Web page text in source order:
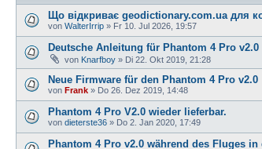
Що відкриває geodictionary.com.ua для
von WalterIrrip » Fr 10. Jul 2026, 19:57
Deutsche Anleitung für Phantom 4 Pro v2.0
von Knarfboy » Di 22. Okt 2019, 21:28
Neue Firmware für den Phantom 4 Pro v2.0
von Frank » Do 26. Dez 2019, 14:48
Phantom 4 Pro V2.0 wieder lieferbar.
von dieterste36 » Do 2. Jan 2020, 17:49
Phantom 4 Pro v2.0 während des Fluges